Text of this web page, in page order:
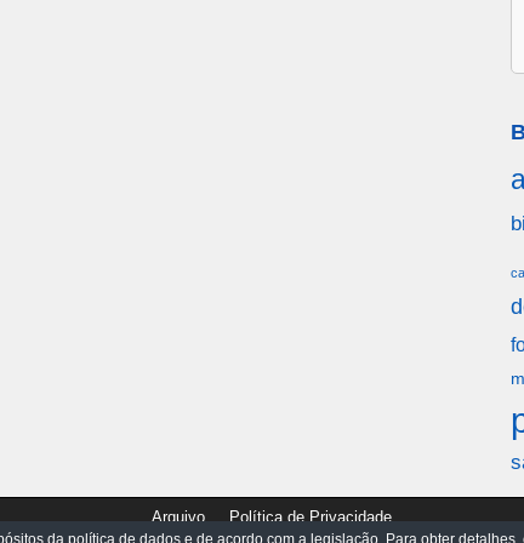
Arquivo Política de Privacidade
da política de dados e de acordo com a legislação. Para obter